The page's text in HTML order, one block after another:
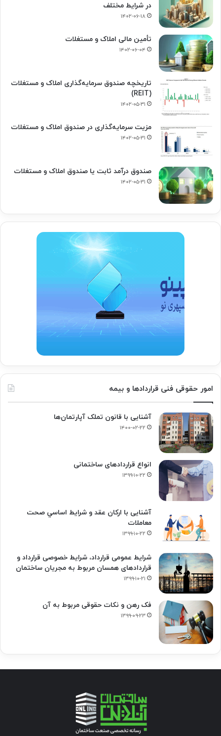
در شرایط مختلف
۱۴۰۲-۰۶-۱۸
تأمین مالی املاک و مستغلات
۱۴۰۲-۰۶-۰۴
تاریخچه صندوق سرمایه‌گذاری املاک و مستغلات
(REIT)
۱۴۰۲-۰۵-۳۱
مزیت سرمایه‌گذاری در صندوق املاک و مستغلات
۱۴۰۲-۰۵-۳۱
صندوق درآمد ثابت یا صندوق املاک و مستغلات
۱۴۰۲-۰۵-۳۱
امور حقوقی فنی قراردادها و بیمه
آشنایی با قانون تملک آپارتمان‌ها
۱۴۰۰-۰۲-۲۲
انواع قراردادهای ساختمانی
۱۳۹۹-۱۰-۲۲
آشنایی با ارکان عقد و شرايط اساسي صحت
معاملات
۱۳۹۹-۱۰-۲۲
شرایط عمومی قرارداد، شرایط خصوصی قرارداد و
قراردادهای همسان مربوط به مجریان ساختمان
۱۳۹۹-۱۰-۲۱
فک‌ رهن و نکات حقوقی مربوط به آن
۱۳۹۹-۰۹-۲۳